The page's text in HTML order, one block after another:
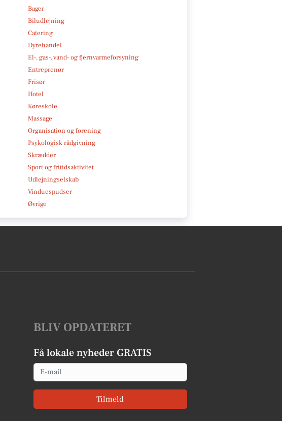
Bager
Biludlejning
Catering
Dyrehandel
El-, gas-, vand- og fjernvarmeforsyning
Entreprenør
Frisør
Hotel
Køreskole
Massage
Organisation og forening
Psykologisk rådgivning
Skrædder
Sport og fritidsaktivitet
Udlejningselskab
Vinduespudser
Øvrige
BLIV OPDATERET
Få lokale nyheder GRATIS
Email
Tilmeld